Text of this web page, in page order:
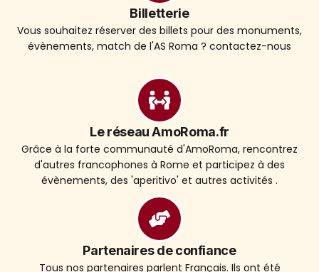
Billetterie
Vous souhaitez réserver des billets pour des monuments,
évènements, match de l'AS Roma ? contactez-nous
Le réseau AmoRoma.fr
Grâce à la forte communauté d'AmoRoma, rencontrez
d'autres francophones à Rome et participez à des
évènements, des 'aperitivo' et autres activités .
Partenaires de confiance
Tous nos partenaires parlent Français. Ils ont été